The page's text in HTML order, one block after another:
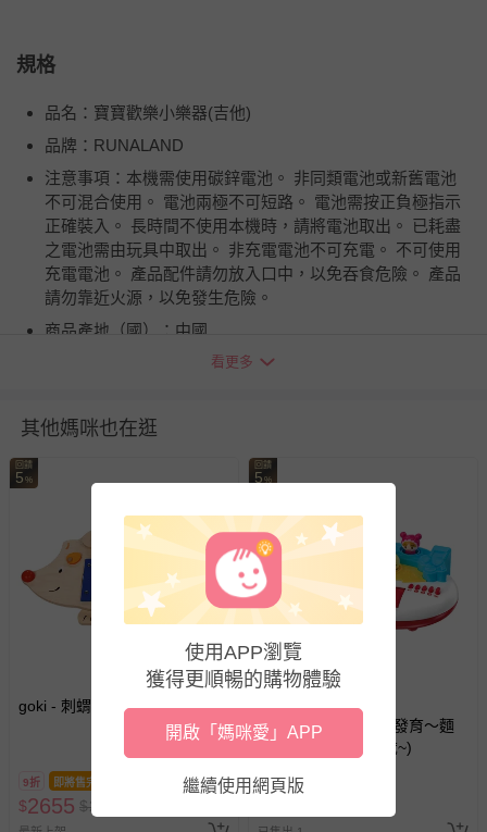
規格
品名：寶寶歡樂小樂器(吉他)
品牌：RUNALAND
注意事項：本機需使用碳鋅電池。 非同類電池或新舊電池
不可混合使用。 電池兩極不可短路。 電池需按正負極指示
正確裝入。 長時間不使用本機時，請將電池取出。 已耗盡
之電池需由玩具中取出。 非充電電池不可充電。 不可使用
充電電池。 產品配件請勿放入口中，以免吞食危險。 產品
請勿靠近火源，以免發生危險。
商品產地（國）：中國
適用年齡：12個月以上
BSMI商品檢驗標識字號：M54329
產品相關安全檢驗報告：通過歐盟EN71玩具安全標準：跌
落測試、衝擊測試、易燃性測試、19項毒物檢驗、安全音量
測試、PP/PVC塑膠無氣味
RUNALAND
品名：寶寶歡樂小樂器-吉他(TG10)
主要材質：塑膠、電子IC零件、紙
適用年齡：12個月以上
產地：中國大陸 (金立洋自營工廠)
尺寸：主體約24 x 15 x 3.5 cm；外盒 31.5 x 25 x 8 cm
內容物：小樂器-吉他*1組、遊戲書*1份
電池：本機需使用2顆4號(AAA)電池
BSMI商品檢驗標識字號：M54329
*本產品未附電池，請另行購買，建議使用一般碳鋅電池，
看更多
其他媽咪也在逛
回饋
5 %
goki - 刺蝟敲擊樂隊
9折 即將售完
$2655 $2950
回饋
5 %
滿件贈好禮
日本麵包超人 - 腦部發育～麵
包超人 音樂鍵盤(1歲~)
使用APP瀏覽
獲得更順暢的購物體驗
開啟「媽咪愛」APP
繼續使用網頁版